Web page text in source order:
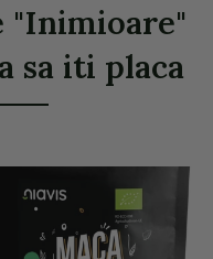
"Inimioare"
sa iti placa